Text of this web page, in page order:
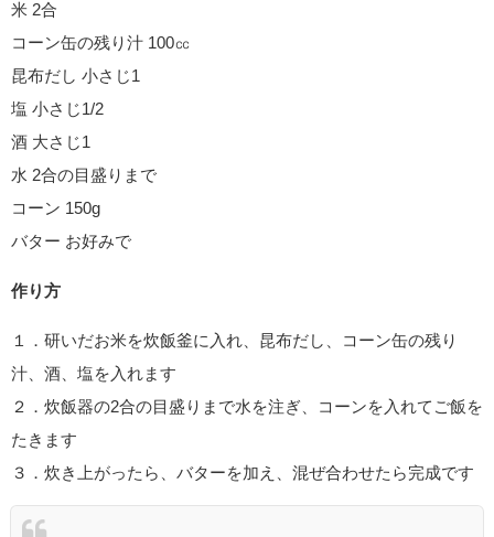
米 2合
コーン缶の残り汁 100㏄
昆布だし 小さじ1
塩 小さじ1/2
酒 大さじ1
水 2合の目盛りまで
コーン 150g
バター お好みで
作り方
１．研いだお米を炊飯釜に入れ、昆布だし、コーン缶の残り
汁、酒、塩を入れます
２．炊飯器の2合の目盛りまで水を注ぎ、コーンを入れてご飯を
たきます
３．炊き上がったら、バターを加え、混ぜ合わせたら完成です